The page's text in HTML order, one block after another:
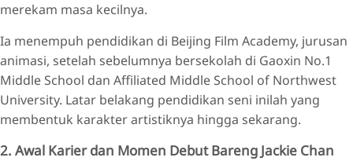
merekam masa kecilnya.
Ia menempuh pendidikan di Beijing Film Academy, jurusan
animasi, setelah sebelumnya bersekolah di Gaoxin No.1
Middle School dan Affiliated Middle School of Northwest
University. Latar belakang pendidikan seni inilah yang
membentuk karakter artistiknya hingga sekarang.
2. Awal Karier dan Momen Debut Bareng Jackie Chan